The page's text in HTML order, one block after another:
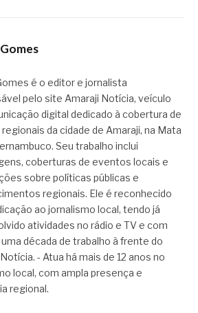
é o editor e jornalista
pelo site Amaraji Notícia, veículo
digital dedicado à cobertura de
da cidade de Amaraji, na Mata
Seu trabalho inclui
coberturas de eventos locais e
sobre políticas públicas e
regionais. Ele é reconhecido
ao jornalismo local, tendo já
atividades no rádio e TV e com
década de trabalho à frente do
- Atua há mais de 12 anos no
local, com ampla presença e
regional.